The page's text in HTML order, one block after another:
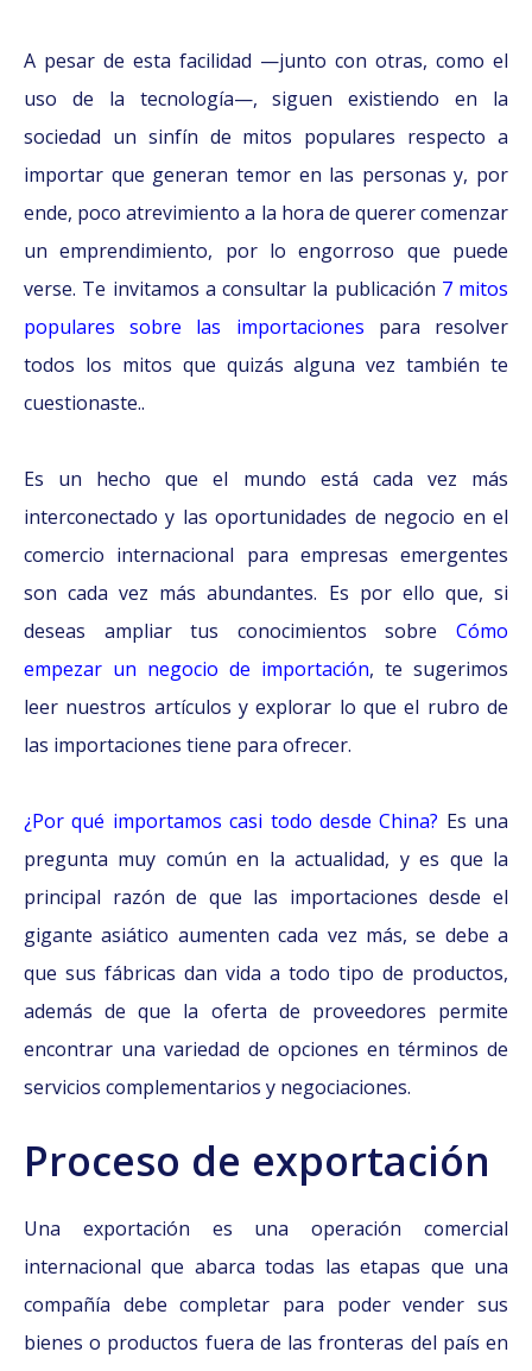
A pesar de esta facilidad —junto con otras, como el
uso de la tecnología—, siguen existiendo en la
sociedad un sinfín de mitos populares respecto a
importar que generan temor en las personas y, por
ende, poco atrevimiento a la hora de querer comenzar
un emprendimiento, por lo engorroso que puede
verse. Te invitamos a consultar la publicación 7 mitos
populares sobre las importaciones para resolver
todos los mitos que quizás alguna vez también te
cuestionaste..
Es un hecho que el mundo está cada vez más
interconectado y las oportunidades de negocio en el
comercio internacional para empresas emergentes
son cada vez más abundantes. Es por ello que, si
deseas ampliar tus conocimientos sobre Cómo
empezar un negocio de importación, te sugerimos
leer nuestros artículos y explorar lo que el rubro de
las importaciones tiene para ofrecer.
¿Por qué importamos casi todo desde China? Es una
pregunta muy común en la actualidad, y es que la
principal razón de que las importaciones desde el
gigante asiático aumenten cada vez más, se debe a
que sus fábricas dan vida a todo tipo de productos,
además de que la oferta de proveedores permite
encontrar una variedad de opciones en términos de
servicios complementarios y negociaciones.
Proceso de exportación
Una exportación es una operación comercial
internacional que abarca todas las etapas que una
compañía debe completar para poder vender sus
bienes o productos fuera de las fronteras del país en